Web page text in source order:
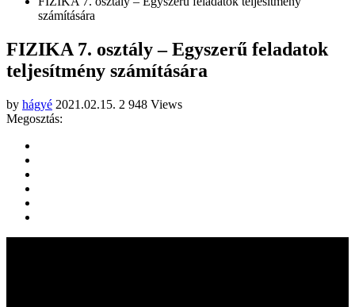
számítására
FIZIKA 7. osztály – Egyszerű feladatok
teljesítmény számítására
by hágyé 2021.02.15. 2 948 Views
Megosztás: